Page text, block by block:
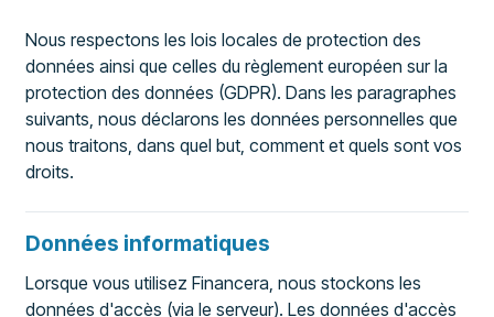
Nous respectons les lois locales de protection des
données ainsi que celles du règlement européen sur la
protection des données (GDPR). Dans les paragraphes
suivants, nous déclarons les données personnelles que
nous traitons, dans quel but, comment et quels sont vos
droits.
Données informatiques
Lorsque vous utilisez Financera, nous stockons les
données d'accès (via le serveur). Les données d'accès